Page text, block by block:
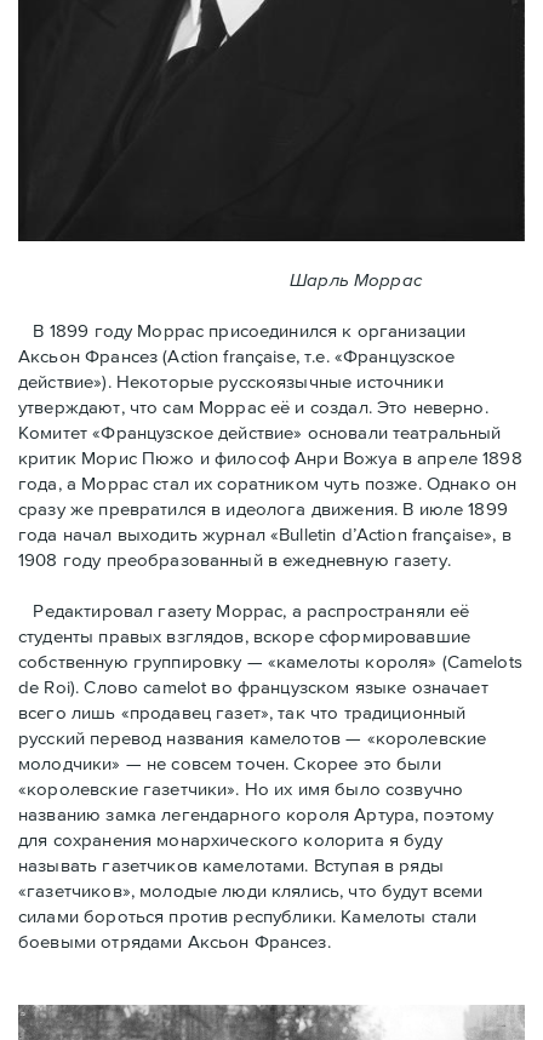
Шарль Моррас
В 1899 году Моррас присоединился к организации
Аксьон Франсез (Action française, т.е. «Французское
действие»). Некоторые русскоязычные источники
утверждают, что сам Моррас её и создал. Это неверно.
Комитет «Французское действие» основали театральный
критик Морис Пюжо и философ Анри Вожуа в апреле 1898
года, а Моррас стал их соратником чуть позже. Однако он
сразу же превратился в идеолога движения. В июле 1899
года начал выходить журнал «Bulletin d’Action française», в
1908 году преобразованный в ежедневную газету.
Редактировал газету Моррас, а распространяли её
студенты правых взглядов, вскоре сформировавшие
собственную группировку — «камелоты короля» (Camelots
de Roi). Слово camelot во французском языке означает
всего лишь «продавец газет», так что традиционный
русский перевод названия камелотов — «королевские
молодчики» — не совсем точен. Скорее это были
«королевские газетчики». Но их имя было созвучно
названию замка легендарного короля Артура, поэтому
для сохранения монархического колорита я буду
называть газетчиков камелотами. Вступая в ряды
«газетчиков», молодые люди клялись, что будут всеми
силами бороться против республики. Камелоты стали
боевыми отрядами Аксьон Франсез.